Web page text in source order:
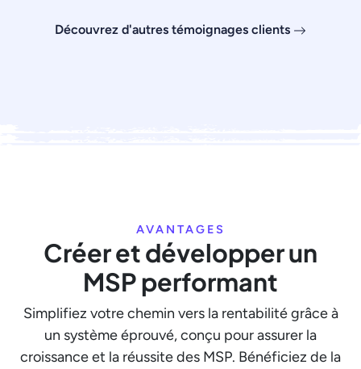
Découvrez d'autres témoignages clients
AVANTAGES
Créer et développer un
MSP performant
Simplifiez votre chemin vers la rentabilité grâce à
un système éprouvé, conçu pour assurer la
croissance et la réussite des MSP. Bénéficiez de la